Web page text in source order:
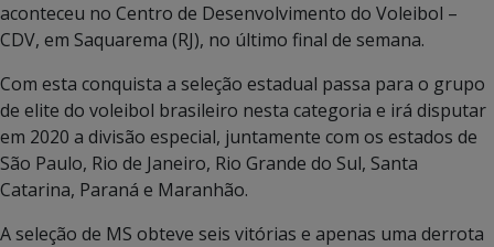
aconteceu no Centro de Desenvolvimento do Voleibol –
CDV, em Saquarema (RJ), no último final de semana.
Com esta conquista a seleção estadual passa para o grupo
de elite do voleibol brasileiro nesta categoria e irá disputar
em 2020 a divisão especial, juntamente com os estados de
São Paulo, Rio de Janeiro, Rio Grande do Sul, Santa
Catarina, Paraná e Maranhão.
A seleção de MS obteve seis vitórias e apenas uma derrota